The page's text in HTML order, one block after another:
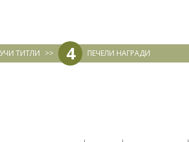
ТИТЛИ >> 4 ПЕЧЕЛИ НАГРАДИ